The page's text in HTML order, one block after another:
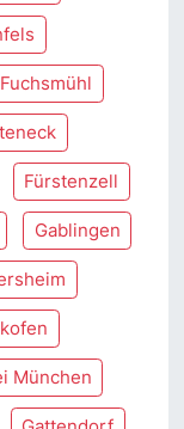
Fuchsmühl
Fürstenzell
Gablingen
München